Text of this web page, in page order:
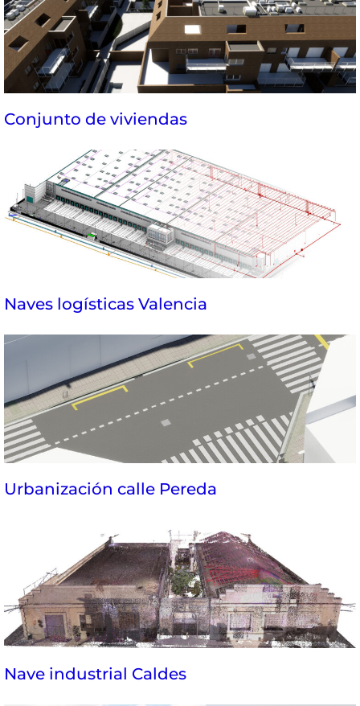
Conjunto de viviendas
Naves logísticas Valencia
Urbanización calle Pereda
Nave industrial Caldes